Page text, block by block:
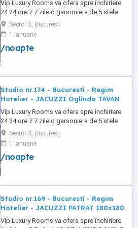
Vip Luxury Rooms va ofera spre inchiriere
24 24 ore 7 7 zile o garsoniera de 5 stele
Luxoase cu un desing unic si deosebit in
Sector 3 Bucuresti . Garsoniera se alfa in
Complex Rezidential Nou . Monitorizare
Video in Complex ( de la Politia Locala
Sector 3, Bucuresti
1 ianuarie
/noapte
Studio nr.174 - Bucuresti - Regim
Hotelier - JACUZZI Oglinda TAVAN
Vip Luxury Rooms va ofera spre inchiriere
24 24 ore 7 7 zile o garsoniera de 5 stele
Luxoase cu un desing unic si deosebit in
Sector 3 Bucuresti . Garsoniera se alfa in
Complex Rezidential Nou . Acces Bariera
Monitorizare Video in Complex ( de la
Sector 3, Bucuresti
1 ianuarie
/noapte
Studio nr.169 - Bucuresti - Regim
Hotelier - JACUZZI PATRAT 180x180
Vip Luxury Rooms va ofera spre inchiriere